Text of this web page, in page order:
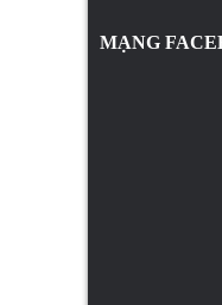
MẠNG